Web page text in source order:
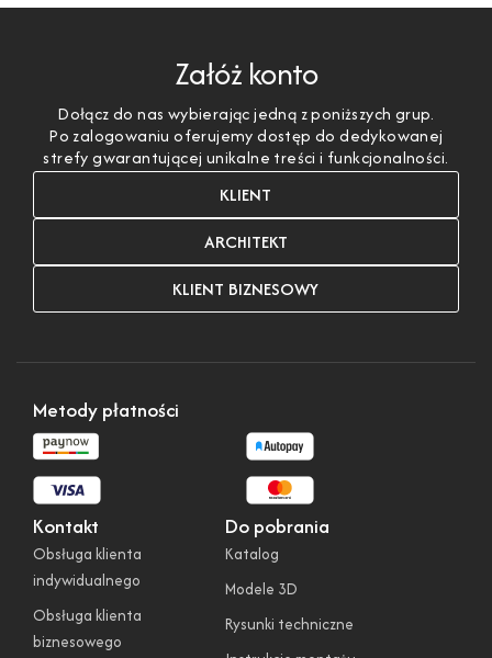
Załóż konto
Dołącz do nas wybierając jedną z poniższych grup.
Po zalogowaniu oferujemy dostęp do dedykowanej
strefy gwarantującej unikalne treści i funkcjonalności.
KLIENT
ARCHITEKT
KLIENT BIZNESOWY
Kontakt
Obsługa klienta
indywidualnego
Obsługa klienta
biznesowego
Do pobrania
Katalog
Modele 3D
Rysunki techniczne
Metody płatności